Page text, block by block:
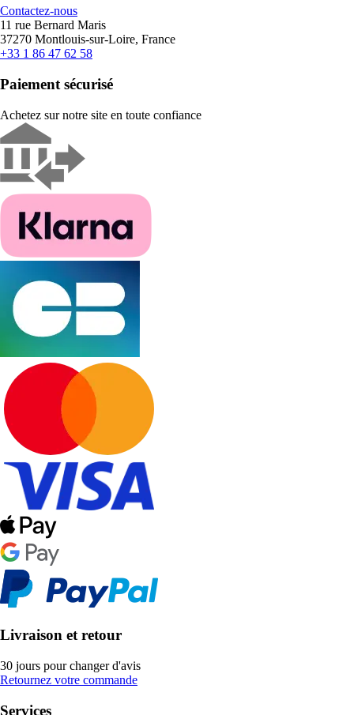
Contactez-nous
11 rue Bernard Maris
37270 Montlouis-sur-Loire, France
+33 1 86 47 62 58
Paiement sécurisé
Achetez sur notre site en toute confiance
Livraison et retour
30 jours pour changer d'avis
Retournez votre commande
Services